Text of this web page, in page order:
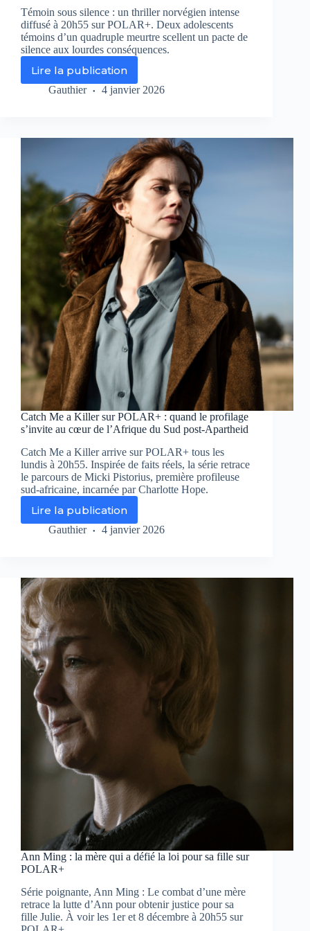
Témoin sous silence : un thriller norvégien intense
diffusé à 20h55 sur POLAR+. Deux adolescents
témoins d’un quadruple meurtre scellent un pacte de
silence aux lourdes conséquences.
Lire la publication
Témoin
sous
pacte
dangereux
cœur
d’un
thriller
norvégien
glaçant
Gauthier 4 janvier 2026
Catch Me a Killer sur POLAR+ : quand le profilage
s’invite au cœur de l’Afrique du Sud post-Apartheid
Catch Me a Killer arrive sur POLAR+ tous les
lundis à 20h55. Inspirée de faits réels, la série retrace
le parcours de Micki Pistorius, première profileuse
sud-africaine, incarnée par Charlotte Hope.
Lire la publication
Catch
Me
POLAR+
quand
profilage
s’invite
au
cœur
de
du
Sud
post-
Apartheid
Gauthier 4 janvier 2026
Ann Ming : la mère qui a défié la loi pour sa fille sur
POLAR+
Série poignante, Ann Ming : Le combat d’une mère
retrace la lutte d’Ann pour obtenir justice pour sa
fille Julie. À voir les 1er et 8 décembre à 20h55 sur